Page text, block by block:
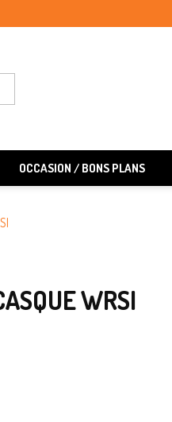
OCCASION / BONS PLANS
WRSI